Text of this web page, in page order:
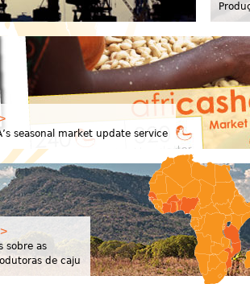
seasonal market update service
sobre as
de caju